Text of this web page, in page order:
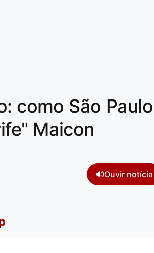
como São Paulo
Maicon
🔊Ouvir notícia